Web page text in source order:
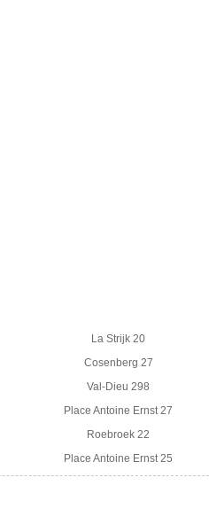
La Strijk 20
Cosenberg 27
Val-Dieu 298
Place Antoine Ernst 27
Roebroek 22
Place Antoine Ernst 25